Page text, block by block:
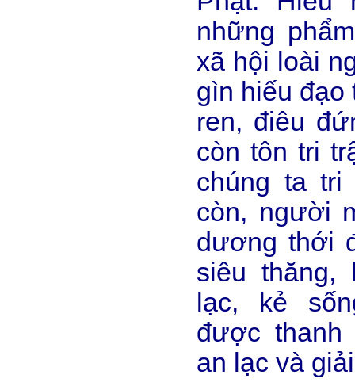
những
xã hội loài
gìn hiếu đạo
ren, điêu
còn tôn tri
chúng ta
còn, người
dương thới
siêu thăng,
lạc, kẻ
được thanh
an lạc và